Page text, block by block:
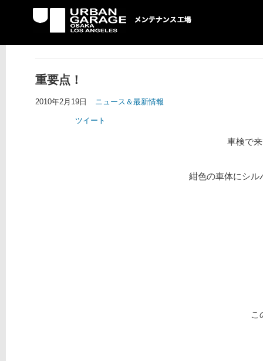
UG メンテナンス工場
重要点！
2010年2月19日 ニュース＆最新情報
ツイート
車検で
紺色の車体にシル
こ